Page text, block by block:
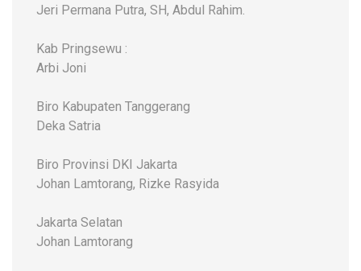
Jeri Permana Putra, SH, Abdul Rahim.
Kab Pringsewu :
Arbi Joni
Biro Kabupaten Tanggerang
Deka Satria
Biro Provinsi DKI Jakarta
Johan Lamtorang, Rizke Rasyida
Jakarta Selatan
Johan Lamtorang